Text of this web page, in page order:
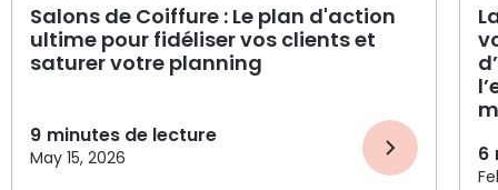
Salons de Coiffure : Le plan d'action
ultime pour fidéliser vos clients et
saturer votre planning
9 minutes de lecture
May 15, 2026 6